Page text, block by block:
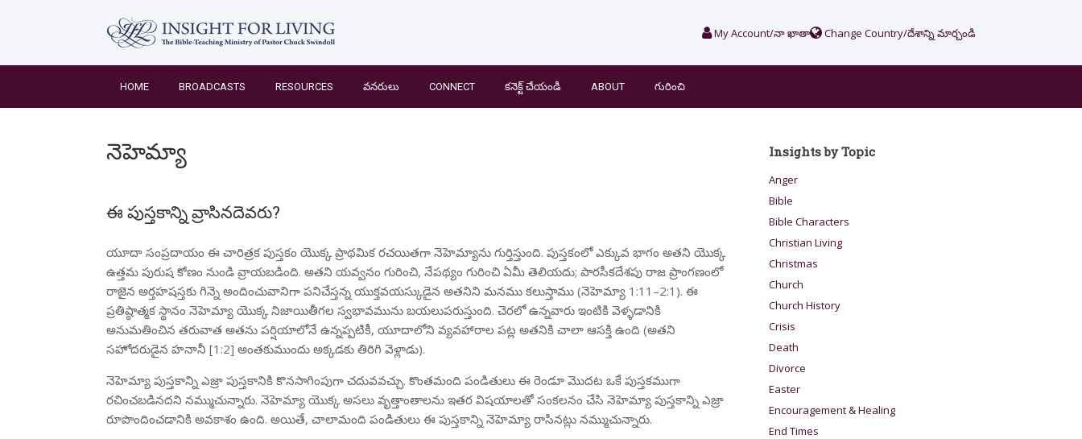
My Account/నా ఖాతా Change Country/దేశాన్ని మార్చండి
HOME BROADCASTS RESOURCES వనరులు CONNECT కనెక్ట్ చేయండి ABOUT గురించి
నెహెమ్యా
ఈ పుస్తకాన్ని వ్రాసినదెవరు?
యూదా సంప్రదాయం ఈ చారిత్రక పుస్తకం యొక్క ప్రాథమిక రచయితగా నెహెమ్యాను గుర్తిస్తుంది. పుస్తకంలో ఎక్కువ భాగం అతని యొక్క
ఉత్తమ పురుష కోణం నుండి వ్రాయబడింది. అతని యవ్వనం గురించి, నేపథ్యం గురించి ఏమీ తెలియదు; పారసీకదేశపు రాజ ప్రాంగణంలో
రాజైన అర్తహషస్త‌కు గిన్నె అందించువానిగా పనిచేస్తన్న యుక్తవయస్కుడైన అతనిని మనము కలుస్తాము (నెహెమ్యా 1:11–2:1). ఈ
ప్రతిష్ఠాత్మక స్థానం నెహెమ్యా యొక్క నిజాయితీగల స్వభావమును బయలుపరుస్తుంది. చెరలో ఉన్నవారు ఇంటికి వెళ్ళడానికి
అనుమతించిన తరువాత అతను పర్షియాలోనే ఉన్నప్పటికీ, యూదాలోని వ్యవహారాల పట్ల అతనికి చాలా ఆసక్తి ఉంది (అతని
సహోదరుడైన హనానీ [1:2] అంతకుముందు అక్కడకు తిరిగి వెళ్లాడు).
నెహెమ్యా పుస్తకాన్ని ఎజ్రా పుస్తకానికి కొనసాగింపుగా చదువవచ్చు. కొంతమంది పండితులు ఈ రెండూ మొదట ఒకే పుస్తకముగా
రచించబడినదని నమ్ముచున్నారు. నెహెమ్యా యొక్క అసలు వృత్తాంతాలను ఇతర విషయాలతో సంకలనం చేసి నెహెమ్యా పుస్తకాన్ని ఎజ్రా
రూపొందించడానికి అవకాశం ఉంది. అయితే, చాలామంది పండితులు ఈ పుస్తకాన్ని నెహెమ్యా రాసినట్లు నమ్ముచున్నారు.
Insights by Topic
Anger
Bible
Bible Characters
Christian Living
Christmas
Church
Church History
Crisis
Death
Divorce
Easter
Encouragement & Healing
End Times